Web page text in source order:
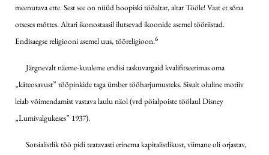
meenutava ette. Sest see on nüüd hoopiski tööaltar, altar Tööle! Vaat et sõna
otseses mõttes. Altari ikonostaasil ilutsevad ikoonide asemel tööriistad.
Endisaegse religiooni asemel uus, tööreligioon.6
Järgnevalt näeme-kuuleme endisi taskuvargaid kvalifitseerimas oma
„käteosavust” tööpinkide taga ümber tööharjumusteks. Sisult oluline motiiv
leiab võimendamist vastava laulu näol (vrd pöialpoiste töölaul Disney
„Lumivalgukeses” 1937).
Sotsialistlik töö pidi teatavasti erinema kapitalistlikust, viimane oli orjastav,